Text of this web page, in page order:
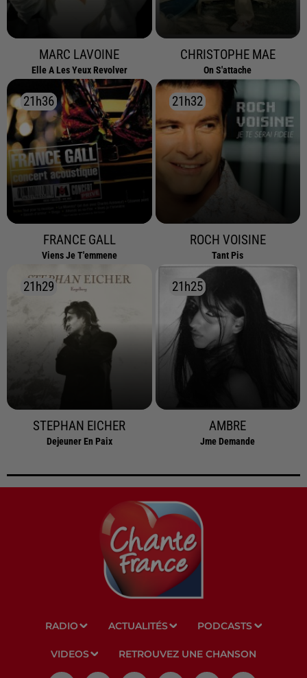
MARC LAVOINE
Elle A Les Yeux Revolver
CHRISTOPHE MAE
On S'attache
21h36
21h36
FRANCE GALL
Viens Je T'emmene
21h32
21h32
ROCH VOISINE
Tant Pis
21h29
21h29
STEPHAN EICHER
Dejeuner En Paix
21h25
21h25
AMBRE
Jme Demande
RADIO ACTUALITÉS PODCASTS
VIDEOS RETROUVEZ UNE CHANSON